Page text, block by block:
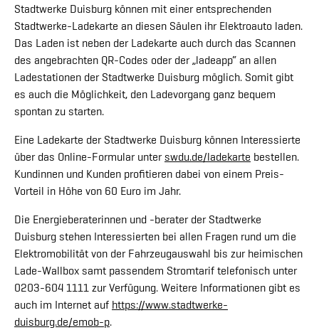
Stadtwerke Duisburg können mit einer entsprechenden
Stadtwerke-Ladekarte an diesen Säulen ihr Elektroauto laden.
Das Laden ist neben der Ladekarte auch durch das Scannen
des angebrachten QR-Codes oder der „ladeapp“ an allen
Ladestationen der Stadtwerke Duisburg möglich. Somit gibt
es auch die Möglichkeit, den Ladevorgang ganz bequem
spontan zu starten.
Eine Ladekarte der Stadtwerke Duisburg können Interessierte
über das Online-Formular unterswdu.de/ladekarte bestellen.
Kundinnen und Kunden profitieren dabei von einem Preis-
Vorteil in Höhe von 60 Euro im Jahr.
Die Energieberaterinnen und -berater der Stadtwerke
Duisburg stehen Interessierten bei allen Fragen rund um die
Elektromobilität von der Fahrzeugauswahl bis zur heimischen
Lade-Wallbox samt passendem Stromtarif telefonisch unter
0203-604 1111 zur Verfügung. Weitere Informationen gibt es
auch im Internet auf https://www.stadtwerke-
duisburg.de/emob-p.